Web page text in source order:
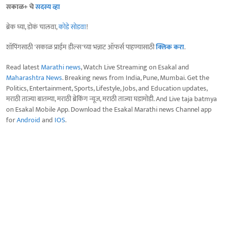
सकाळ+ चेसदस्य व्हा
ब्रेक घ्या, डोकं चालवा,कोडे सोडवा!
शॉपिंगसाठी 'सकाळ प्राईम डील्स'च्या भन्नाट ऑफर्स पाहण्यासाठीक्लिक करा.
Read latestMarathi news, Watch Live Streaming on Esakal and
Maharashtra News. Breaking news from India, Pune, Mumbai. Get the
Politics, Entertainment, Sports, Lifestyle, Jobs, and Education updates,
मराठी ताज्या बातम्या, मराठी ब्रेकिंग न्यूज, मराठी ताज्या घडामोडी. And Live taja batmya
on Esakal Mobile App. Download the Esakal Marathi news Channel app
forAndroidand IOS.